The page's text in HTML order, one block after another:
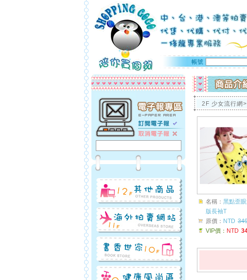
帳號
2F 少女流行網
名稱： 黑點歪
版長袖T
原價： NTD
VIP價： NTD